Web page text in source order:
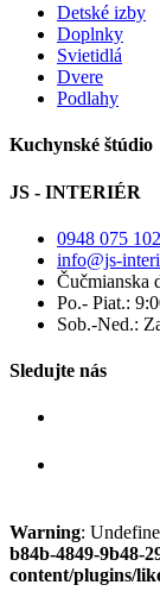
Detské izby
Doplnky
Svietidlá
Dvere
Podlahy
Kuchynské štúdio
JS - INTERIÉR
0948 075 102
info@js-
Čučmianska
Po.- Piat.:
Sob.-Ned.:
Sledujte nás
Warning:
b84b-4849-9b48-
content/plugins/